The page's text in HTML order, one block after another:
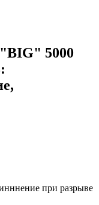
5000
при разрыве